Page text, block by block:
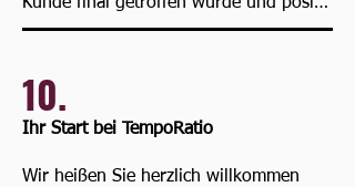
ausgefallen ist, setzen wir uns mit
Schritte zu besprechen.
Anschließend vereinbaren wir einen
10.
Ihr Start bei TempoRatio
Wir heißen Sie herzlich willkommen